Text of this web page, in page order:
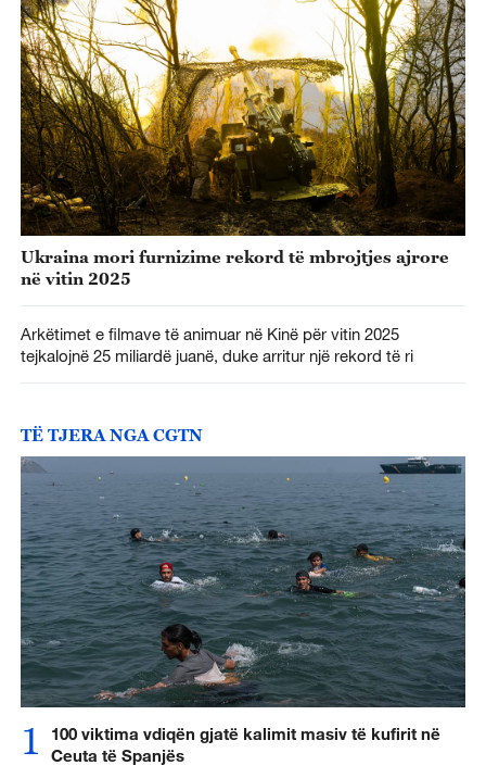
Ukraina mori furnizime rekord të mbrojtjes ajrore
në vitin 2025
Arkëtimet e filmave të animuar në Kinë për vitin 2025
tejkalojnë 25 miliardë juanë, duke arritur një rekord të ri
TË TJERA NGA CGTN
1
100 viktima vdiqën gjatë kalimit masiv të kufirit në
Ceuta të Spanjës